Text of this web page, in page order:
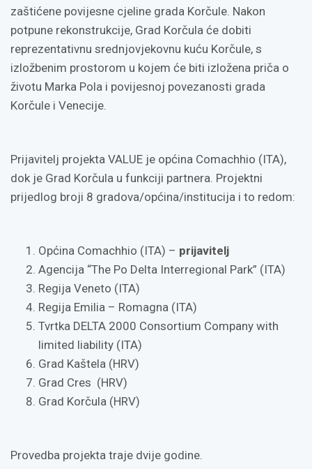
zaštićene povijesne cjeline grada Korčule. Nakon
potpune rekonstrukcije, Grad Korčula će dobiti
reprezentativnu srednjovjekovnu kuću Korčule, s
izložbenim prostorom u kojem će biti izložena priča o
životu Marka Pola i povijesnoj povezanosti grada
Korčule i Venecije.
Prijavitelj projekta VALUE je općina Comachhio (ITA),
dok je Grad Korčula u funkciji partnera. Projektni
prijedlog broji 8 gradova/općina/institucija i to redom:
Općina Comachhio (ITA) – prijavitelj
Agencija “The Po Delta Interregional Park” (ITA)
Regija Veneto (ITA)
Regija Emilia – Romagna (ITA)
Tvrtka DELTA 2000 Consortium Company with
limited liability (ITA)
Grad Kaštela (HRV)
Grad Cres (HRV)
Grad Korčula (HRV)
Provedba projekta traje dvije godine.